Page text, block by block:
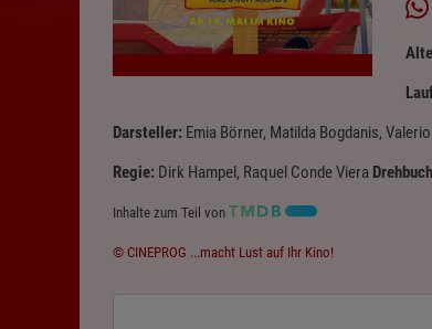
Darsteller: Emia Börner, Matilda Bogdanis,
Regie: Dirk Hampel, Raquel Conde Viera
Inhalte zum Teil von
© CINEPROG ...macht Lust auf Ihr Kino!